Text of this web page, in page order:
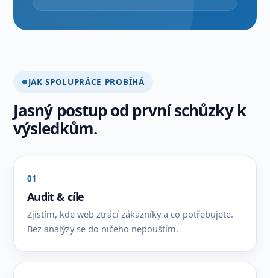
JAK SPOLUPRÁCE PROBÍHÁ
Jasný postup od první schůzky k
výsledkům.
01
Audit & cíle
Zjistím, kde web ztrácí zákazníky a co potřebujete.
Bez analýzy se do ničeho nepouštím.